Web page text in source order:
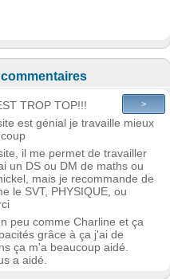
>
TROP TOP!!!
est génial je travaille mieux
il me permet de travailler
un DS ou DM de maths ou
mais je recommande de
le SVT, PHYSIQUE, ou
peu comme Charline et ça
grâce à ça j'ai de
ça m'a beaucoup aidé.
a aidé.